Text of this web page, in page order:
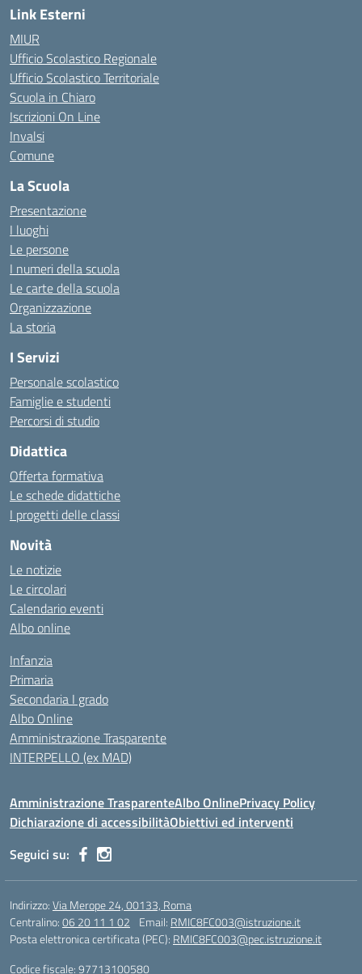
Link Esterni
MIUR
Ufficio Scolastico Regionale
Ufficio Scolastico Territoriale
Scuola in Chiaro
Iscrizioni On Line
Invalsi
Comune
La Scuola
Presentazione
I luoghi
Le persone
I numeri della scuola
Le carte della scuola
Organizzazione
La storia
I Servizi
Personale scolastico
Famiglie e studenti
Percorsi di studio
Didattica
Offerta formativa
Le schede didattiche
I progetti delle classi
Novità
Le notizie
Le circolari
Calendario eventi
Albo online
Infanzia
Primaria
Secondaria I grado
Albo Online
Amministrazione Trasparente
INTERPELLO (ex MAD)
Amministrazione TrasparenteAlbo OnlinePrivacy Policy
Dichiarazione di accessibilitàObiettivi ed interventi
Seguici su:
Indirizzo:Via Merope 24, 00133, Roma
Centralino:06 20 11 1 02 Email: RMIC8FC003@istruzione.it
Posta elettronica certificata (PEC): RMIC8FC003@pec.istruzione.it
Codice fiscale: 97713100580